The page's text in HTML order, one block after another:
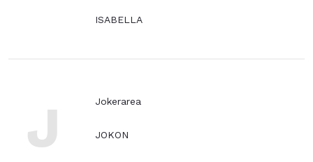
ISABELLA
J Jokerarea
JOKON